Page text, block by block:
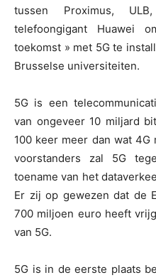
tussen Proximus,
telefoongigant Huawei
toekomst » met 5G te
Brusselse universiteiten.
5G is een
van ongeveer 10 miljard
100 keer meer dan wat
voorstanders zal 5G
toename van het
Er zij op gewezen dat de
700 miljoen euro heeft
van 5G.
5G is in de eerste plaats